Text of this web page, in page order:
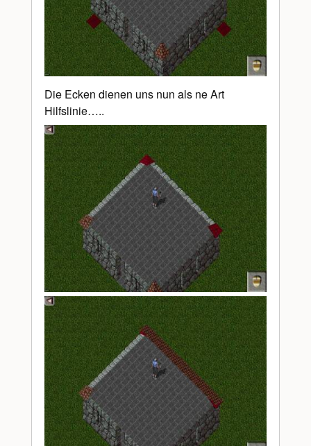
Die Ecken dienen uns nun als ne Art
Hilfslinie…..